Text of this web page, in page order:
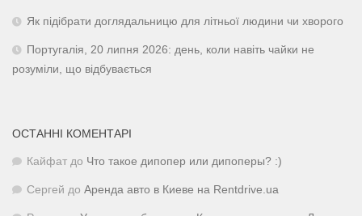
Як підібрати доглядальницю для літньої людини чи хворого
Португалія, 20 липня 2026: день, коли навіть чайки не
розуміли, що відбувається
ОСТАННІ КОМЕНТАРІ
Кайфат до Что такое дипопер или дипоперы? :)
Сергей до Аренда авто в Киеве на Rentdrive.ua